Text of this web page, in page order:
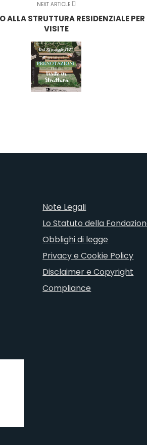
NEXT ARTICLE
ALLA STRUTTURA RESIDENZIALE PER
VISITE
Note Legali
Lo Statuto della
Obblighi di legge
Privacy e Cookie Policy
Disclaimer e Copyright
Compliance